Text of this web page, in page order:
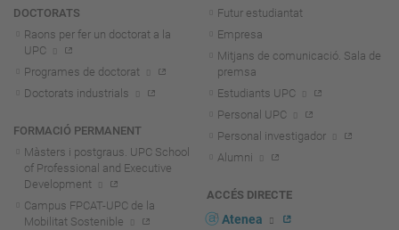
DOCTORATS
Raons per fer un doctorat a la
UPC
Programes de doctorat
Doctorats industrials
FORMACIÓ PERMANENT
Màsters i postgraus. UPC School
of Professional and Executive
Development
Campus FPCAT-UPC de la
Mobilitat Sostenible
Futur estudiantat
Empresa
Mitjans de comunicació. Sala de
premsa
Estudiants UPC
Personal UPC
Personal investigador
Alumni
ACCÉS DIRECTE
Atenea